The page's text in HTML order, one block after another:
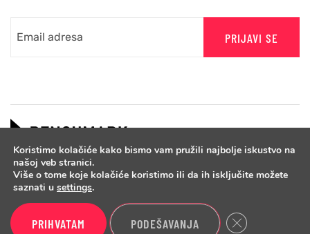
PRIJAVI SE
Koristimo kolačiće kako bismo vam pružili najbolje iskustvo na
našoj veb stranici.
Više o tome koje kolačiće koristimo ili da ih isključite možete
saznati u settings.
PRIHVATAM PODEŠAVANJA Close GDPR